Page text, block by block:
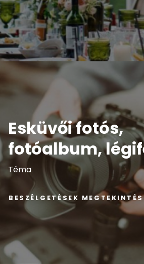
Esküvői fotós,
fotóalbum,
Téma
BESZÉLGETÉSEK